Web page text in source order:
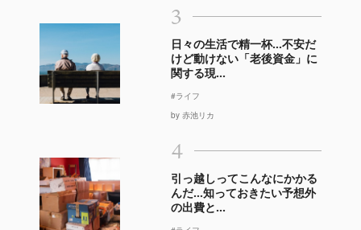
3
日々の生活で精一杯…不安だ
けど動けない「老後資金」に
関する現...
#ライフ
by 赤池リカ
4
引っ越しってこんなにかかる
んだ…知っておきたい予想外
の出費と...